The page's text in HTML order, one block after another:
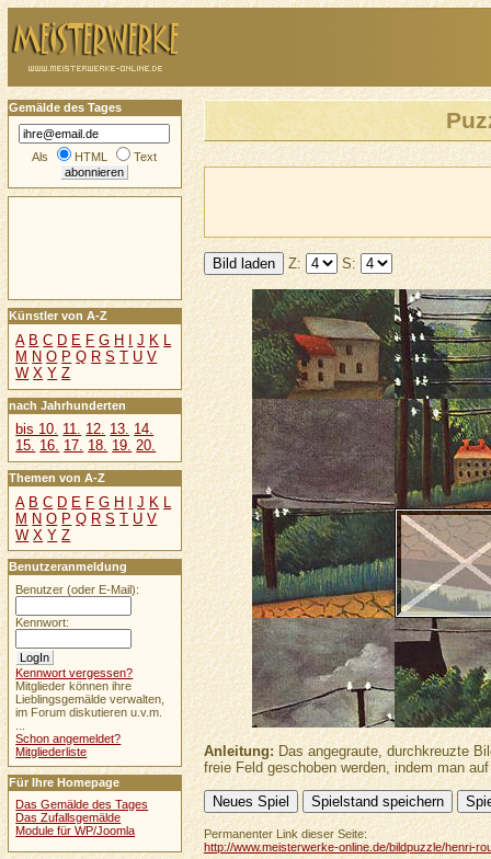
Z: S:
Anleitung:Das angegraute, durchkreuzte
freie Feld geschoben werden, indem man
Permanenter Link dieser Seite:
http://www.meisterwerke-online.de/bildpuzzle/henri-
Gemälde des Tages
Als HTML Text
Künstler von A-Z
A B C D E F G H J K L
M N O P Q R S T U V
W X Y Z
nach Jahrhunderten
bis 10. 11. 12. 13. 14.
15. 16. 17. 18. 19. 20.
Themen von A-Z
A B C D E F G H I J K L
M N O P Q R S T U V
W X Y Z
Benutzeranmeldung
Benutzer (oder E-Mail):
Kennwort:
Kennwort vergessen?
Mitglieder können ihre
Lieblingsgemälde verwalten,
im Forum diskutieren u.v.m.
Schon angemeldet?
Mitgliederliste
Für Ihre Homepage
Das Gemälde des Tages
Das Zufallsgemälde
Module für WP/Joomla